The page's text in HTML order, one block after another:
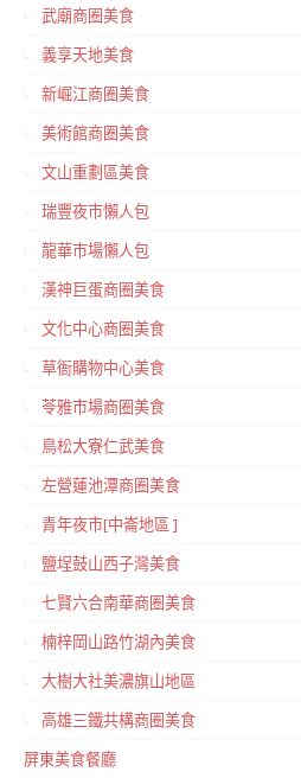
武廟商圈美食
義享天地美食
新崛江商圈美食
美術館商圈美食
文山重劃區美食
瑞豐夜市懶人包
龍華市場懶人包
漢神巨蛋商圈美食
文化中心商圈美食
草衙購物中心美食
苓雅市場商圈美食
鳥松大寮仁武美食
左營蓮池潭商圈美食
青年夜市[中崙地區 ]
鹽埕鼓山西子灣美食
七賢六合南華商圈美食
楠梓岡山路竹湖內美食
大樹大社美濃旗山地區
高雄三鐵共構商圈美食
屏東美食餐廳